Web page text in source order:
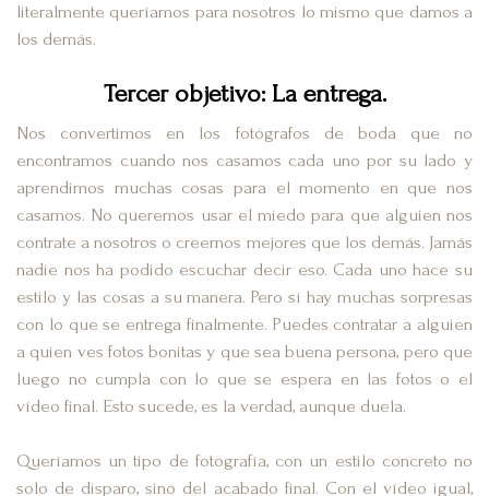
literalmente queríamos para nosotros lo mismo que damos a
los demás.
Tercer objetivo: La entrega.
Nos convertimos en los fotógrafos de boda que no
encontramos cuando nos casamos cada uno por su lado y
aprendimos muchas cosas para el momento en que nos
casamos. No queremos usar el miedo para que alguien nos
contrate a nosotros o creernos mejores que los demás. Jamás
nadie nos ha podido escuchar decir eso. Cada uno hace su
estilo y las cosas a su manera. Pero sí hay muchas sorpresas
con lo que se entrega finalmente. Puedes contratar a alguien
a quien ves fotos bonitas y que sea buena persona, pero que
luego no cumpla con lo que se espera en las fotos o el
vídeo final. Esto sucede, es la verdad, aunque duela.
Queríamos un tipo de fotografía, con un estilo concreto no
solo de disparo, sino del acabado final. Con el vídeo igual,